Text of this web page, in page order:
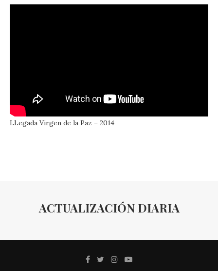
LLegada Virgen de la Paz – 2014
ACTUALIZACIÓN DIARIA